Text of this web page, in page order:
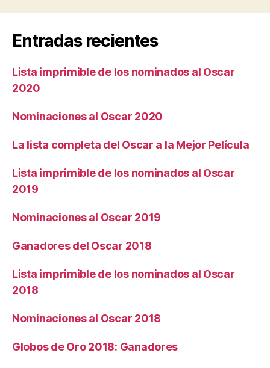
Snow
Entradas recientes
Lista imprimible de los nominados al Oscar
2020
Nominaciones al Oscar 2020
La lista completa del Oscar a la Mejor Película
Lista imprimible de los nominados al Oscar
2019
Nominaciones al Oscar 2019
Ganadores del Oscar 2018
Lista imprimible de los nominados al Oscar
2018
Nominaciones al Oscar 2018
Globos de Oro 2018: Ganadores